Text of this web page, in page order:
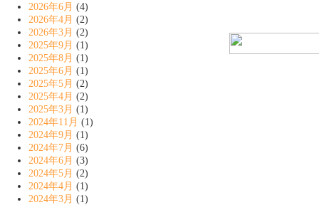
2026年6月 (4)
2026年4月 (2)
2026年3月 (2)
2025年9月 (1)
2025年8月 (1)
2025年6月 (1)
2025年5月 (2)
2025年4月 (2)
2025年3月 (1)
2024年11月 (1)
2024年9月 (1)
2024年7月 (6)
2024年6月 (3)
2024年5月 (2)
2024年4月 (1)
2024年3月 (1)